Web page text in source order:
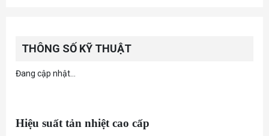
THÔNG SỐ KỸ THUẬT
Đang cập nhật...
Hiệu suất tản nhiệt cao cấp